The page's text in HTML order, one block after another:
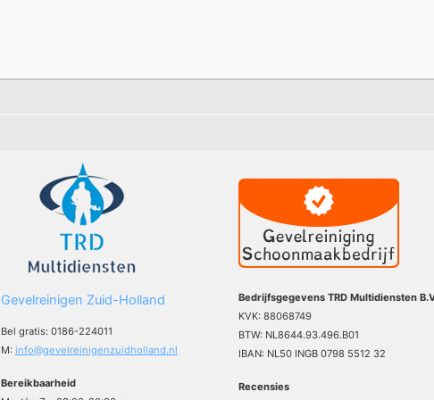
Gevelreinigen Zuid-Holland
Bel gratis: 0186-224011
M: info@gevelreinigenzuidholland.nl
Bereikbaarheid
Bedrijfsgegevens TRD Multidiensten
KVK: 88068749
BTW: NL8644.93.496.B01
IBAN: NL50 INGB 0798 5512 32
Recensies